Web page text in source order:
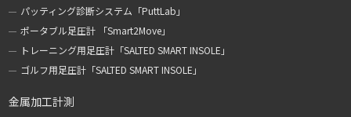
パッティング診断システム「PuttLab」
ポータブル足圧計 「Smart2Move」
トレーニング用足圧計「SALTED SMART INSOLE」
ゴルフ用足圧計「SALTED SMART INSOLE」
金属加工計測